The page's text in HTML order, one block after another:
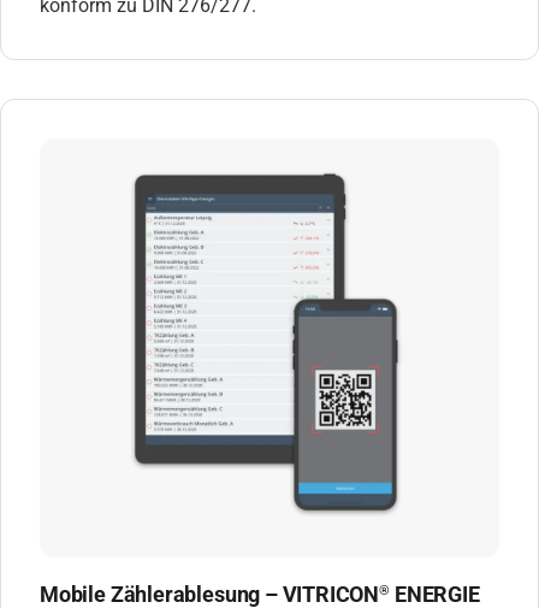
konform zu DIN 276/277.
Mobile Zählerablesung – VITRICON® ENERGIE